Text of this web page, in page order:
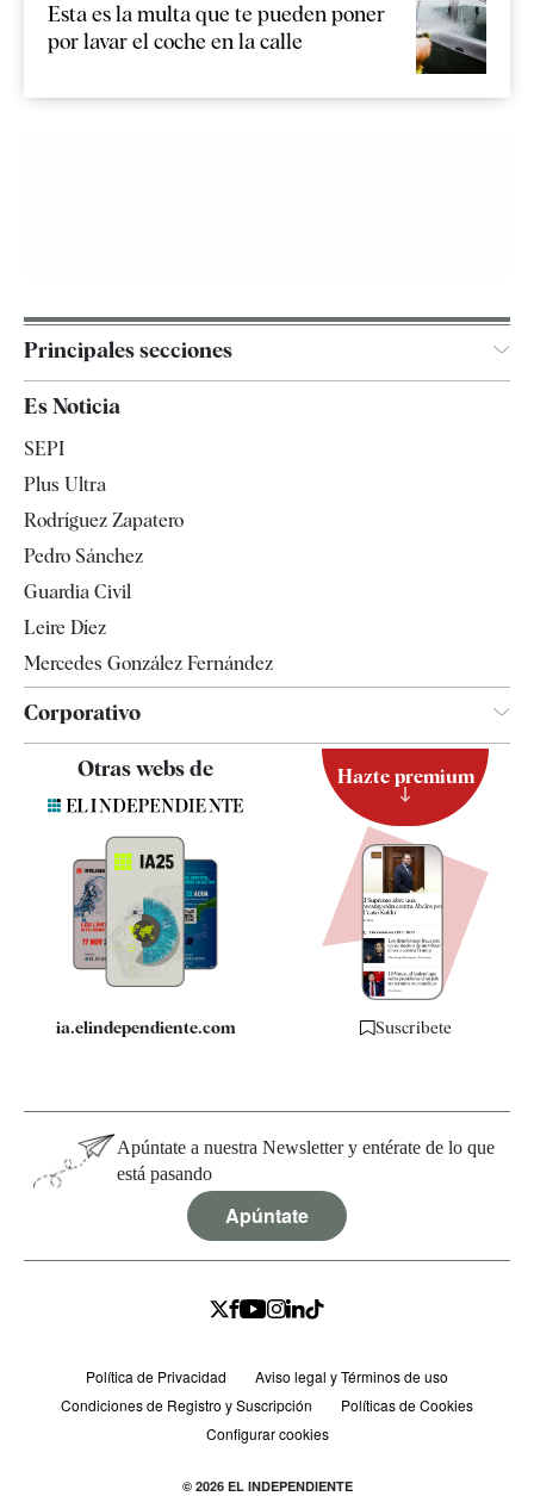
Esta es la multa que te pueden poner
por lavar el coche en la calle
Principales secciones
Televisión
Es Noticia
SEPI
Plus Ultra
Rodríguez Zapatero
Pedro Sánchez
Guardia Civil
Leire Díez
Mercedes González Fernández
Corporativo
Quiénes somos
Especificaciones
Otras webs de
ia.elindependiente.com
Hazte premium
Suscríbete
Apúntate a nuestra Newsletter y entérate de lo que
está pasando
Apúntate
Política de Privacidad
Aviso legal y Términos de uso
Condiciones de Registro y Suscripción
Políticas de Cookies
Configurar cookies
© 2026 EL INDEPENDIENTE